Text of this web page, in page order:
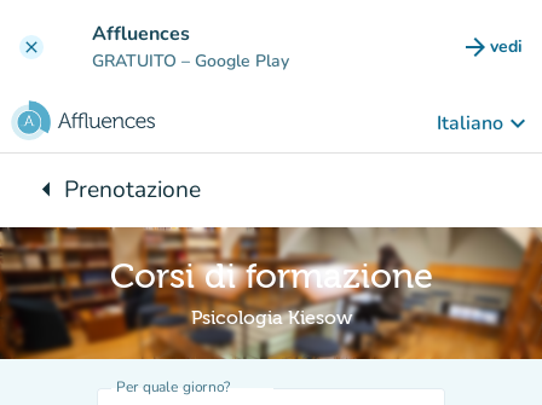
clear Affluences
GRATUITO – Google Play arrow_forward vedi
Italiano keyboard_arrow_down
arrow_leftTorna a:
Prenotazione
Corsi di formazione
Psicologia Kiesow
Per quale giorno?